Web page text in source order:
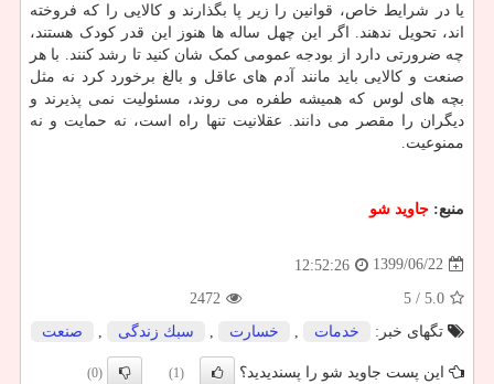
یا در شرایط خاص، قوانین را زیر پا بگذارند و کالایی را که فروخته
اند، تحویل ندهند. اگر این چهل ساله ها هنوز این قدر کودک هستند،
چه ضرورتی دارد از بودجه عمومی کمک شان کنید تا رشد کنند. با هر
صنعت و کالایی باید مانند آدم های عاقل و بالغ برخورد کرد نه مثل
بچه های لوس که همیشه طفره می روند، مسئولیت نمی پذیرند و
دیگران را مقصر می دانند. عقلانیت تنها راه است، نه حمایت و نه
ممنوعیت.
منبع: جاوید شو
1399/06/22
12:52:26
5.0
/ 5
2472
تگهای خبر:
خدمات خسارت سبك زندگی صنعت
این پست جاوید شو را پسندیدید؟ (1)
(0)